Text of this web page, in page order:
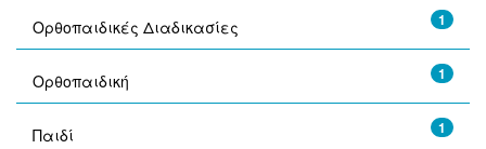
1
Ορθοπαιδικές Διαδικασίες
1
Ορθοπαιδική
1
Παιδί